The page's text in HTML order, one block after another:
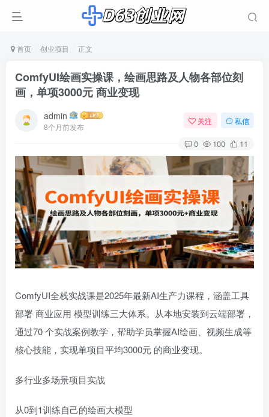
首页 创业项目 正文
ComfyUI绘画实操课，绘画思路及人物各部位刻
画，单项3000元 商业变现
admin
8个月前发布
关注 私信
0 100 11
ComfyUI全栈实战课是2025年最新AI生产力课程，涵盖工具
部署 商业应用 模型训练三大体系。从本地安装到云端部署，
通过70 个实战案例教学，帮助学员掌握AI绘画、视频生成等
核心技能，实现单项目平均3000元 的商业变现。
多行业多场景项目实战
从0到1训练自己的绘画大模型